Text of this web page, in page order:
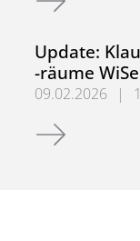
Update:
-räume
09.02.2026 |
Update: